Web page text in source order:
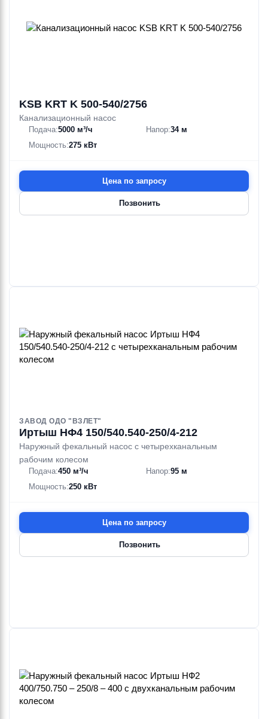
KSB KRT K 500-540/2756
Канализационный насос
Подача:5000 м³/ч Напор:34 м
Мощность:275 кВт
Цена по запросу
Позвонить
ЗАВОД ОДО "ВЗЛЕТ"
Иртыш НФ4 150/540.540-250/4-212
Наружный фекальный насос с четырехканальным
рабочим колесом
Подача:450 м³/ч Напор:95 м
Мощность:250 кВт
Цена по запросу
Позвонить